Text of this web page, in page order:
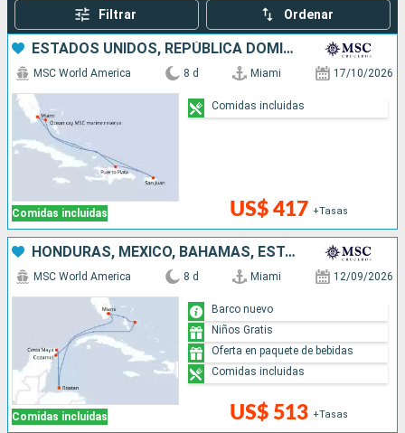
proponiéndote un ambiente y unas experiencias únicas. El
MSC World America posee dos sister-ships, elMSC World
Europay elMSC World Asia.
Filtrar Ordenar
ESTADOS UNIDOS, REPÚBLICA DOMINICANA, PUERTO RICO, BAHAMAS
Comidas incluidas
MSC World America 8 d Miami 17/10/2026
US$ 417 +Tasas
Comidas incluidas
HONDURAS, MÉXICO, BAHAMAS, ESTADOS UNIDOS
Comidas incluidas
MSC World America 8 d Miami 12/09/2026
US$ 513 +Tasas
Barco nuevo
Niños Gratis
Oferta en paquete de bebidas
Comidas incluidas